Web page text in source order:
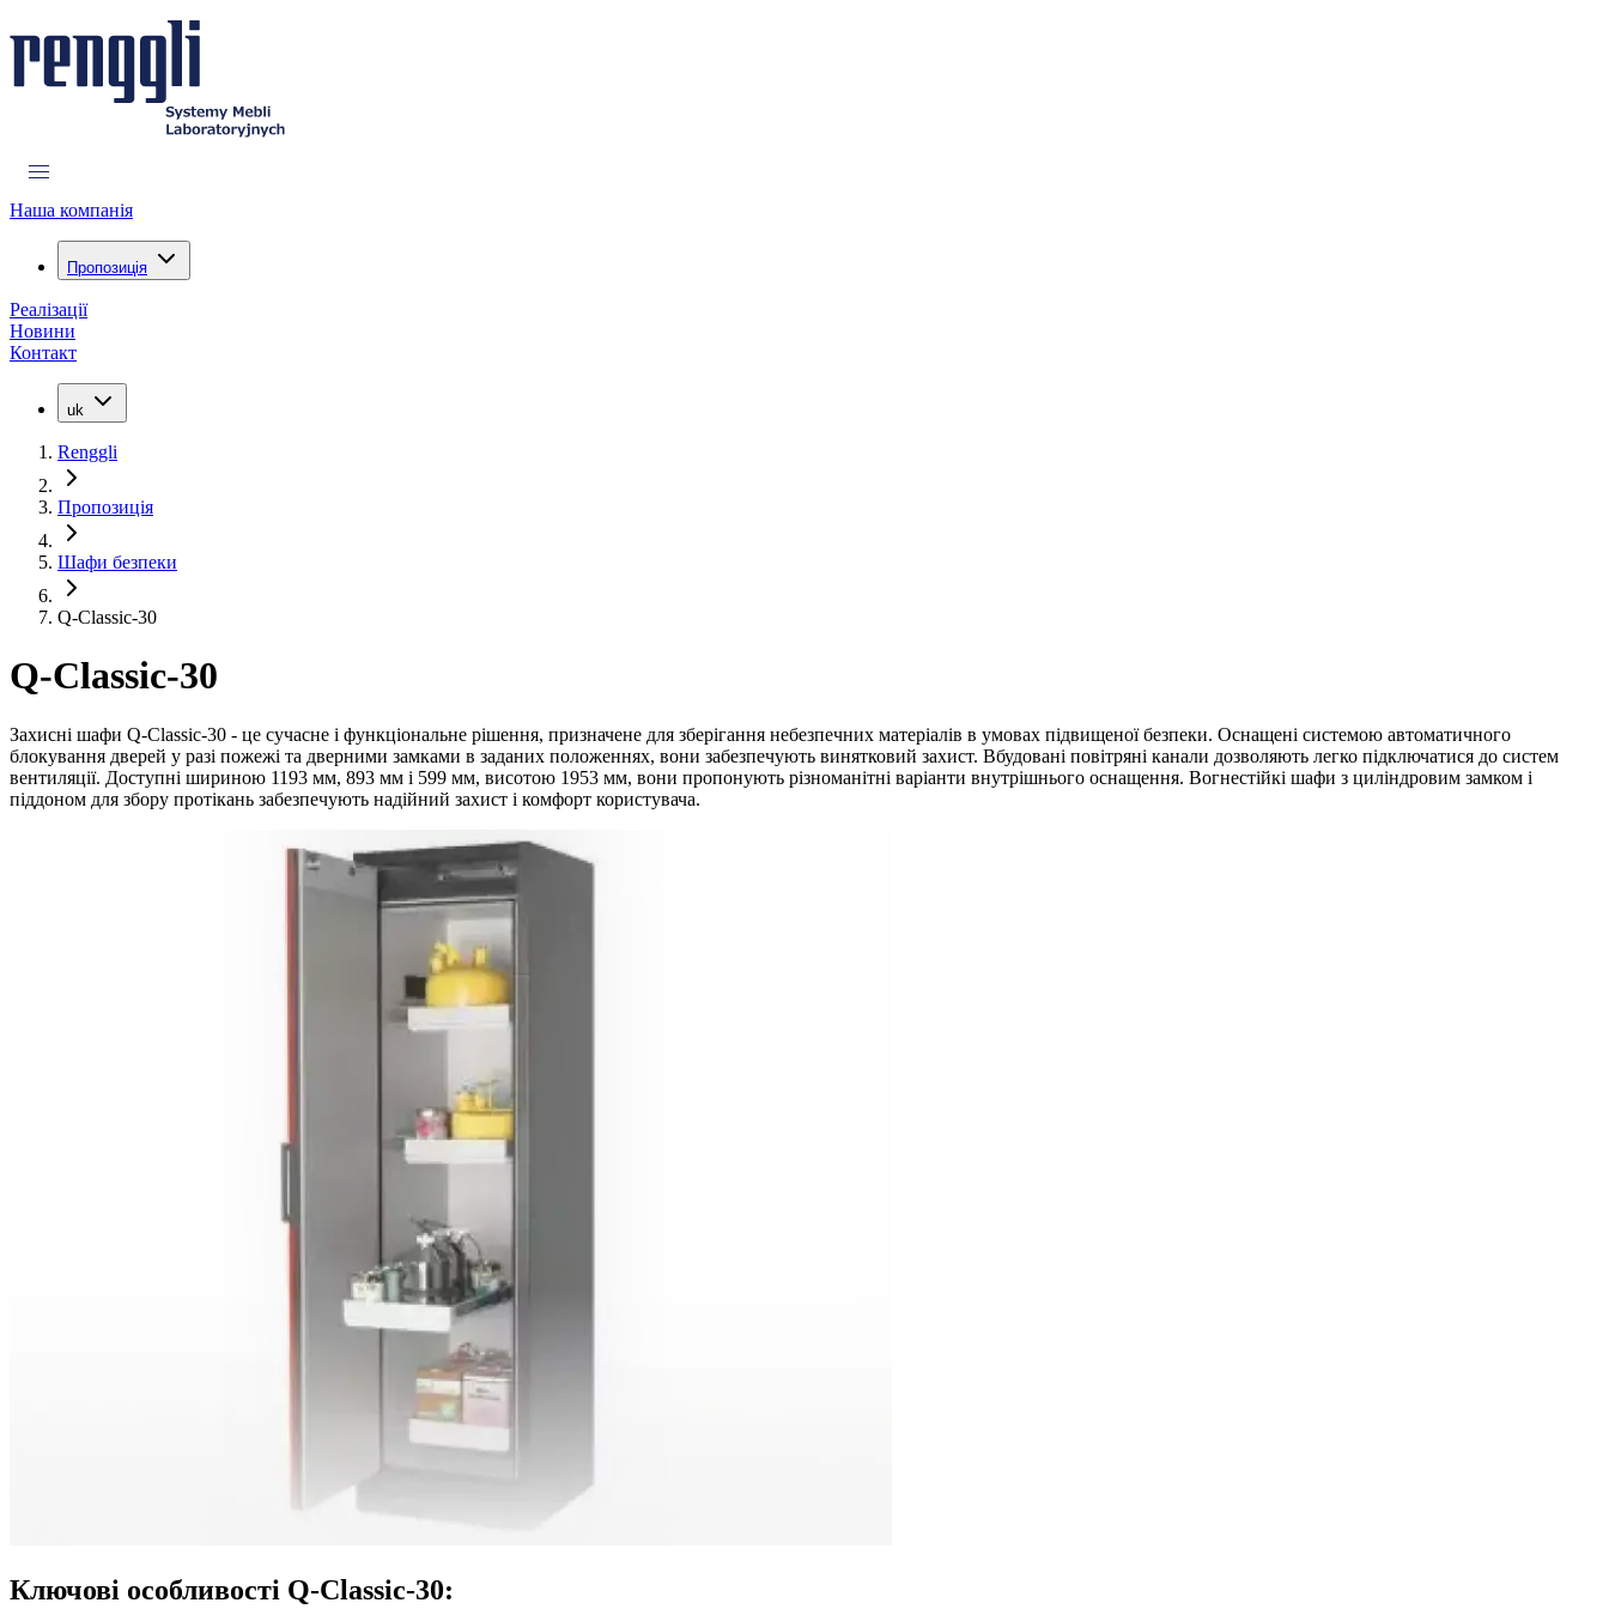
Наша компанія
Пропозиція
Реалізації
Новини
Контакт
uk
Renggli
Пропозиція
Шафи безпеки
Q-Classic-30
Q-Classic-30
Захисні шафи Q-Classic-30 - це сучасне і функціональне рішення, призначене для зберігання небезпечних матеріалів в умовах підвищеної безпеки. Оснащені системою автоматичного
блокування дверей у разі пожежі та дверними замками в заданих положеннях, вони забезпечують винятковий захист. Вбудовані повітряні канали дозволяють легко підключатися до систем
вентиляції. Доступні шириною 1193 мм, 893 мм і 599 мм, висотою 1953 мм, вони пропонують різноманітні варіанти внутрішнього оснащення. Вогнестійкі шафи з циліндровим замком і
піддоном для збору протікань забезпечують надійний захист і комфорт користувача.
Ключові особливості Q-Classic-30: